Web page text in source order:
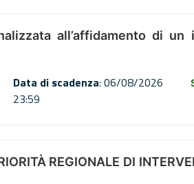
all’affidamento di un
Data di scadenza: 06/08/2026
23:59
REGIONALE DI